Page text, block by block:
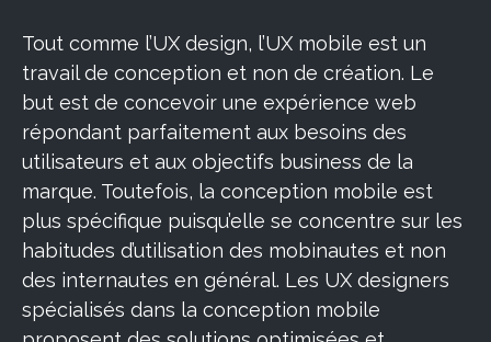
Tout comme l’UX design, l’UX mobile est un
travail de conception et non de création. Le
but est de concevoir une expérience web
répondant parfaitement aux besoins des
utilisateurs et aux objectifs business de la
marque. Toutefois, la conception mobile est
plus spécifique puisqu’elle se concentre sur les
habitudes d’utilisation des mobinautes et non
des internautes en général. Les UX designers
spécialisés dans la conception mobile